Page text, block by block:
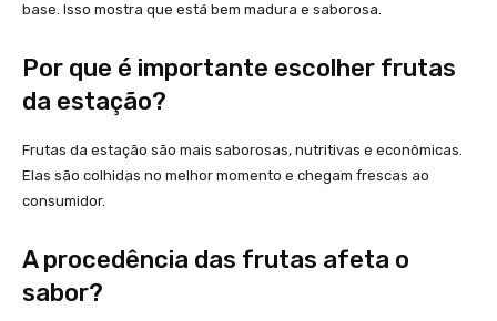
base. Isso mostra que está bem madura e saborosa.
Por que é importante escolher frutas
da estação?
Frutas da estação são mais saborosas, nutritivas e econômicas.
Elas são colhidas no melhor momento e chegam frescas ao
consumidor.
A procedência das frutas afeta o
sabor?